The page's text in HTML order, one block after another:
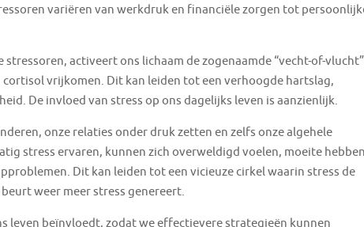
variëren van werkdruk en financiële zorgen tot
activeert ons lichaam de zogenaamde “vecht-of-
vrijkomen. Dit kan leiden tot een verhoogde hartslag,
De invloed van stress op ons dagelijks leven is aanzienlijk.
onze relaties onder druk zetten en zelfs onze algehele
stress ervaren, kunnen zich overweldigd voelen, moeite
Dit kan leiden tot een vicieuze cirkel waarin stress de
weer meer stress genereert.
leven beïnvloedt, zodat we effectievere strategieën kunnen